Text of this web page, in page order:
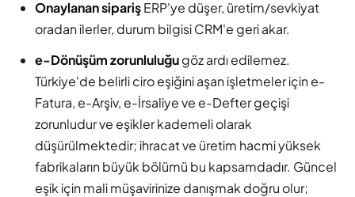
Onaylanan siparişERP'ye düşer, üretim/sevkiyat
oradan ilerler, durum bilgisi CRM'e geri akar.
e-Dönüşüm zorunluluğugöz ardı edilemez.
Türkiye'de belirli ciro eşiğini aşan işletmeler için e-
Fatura, e-Arşiv, e-İrsaliye ve e-Defter geçişi
zorunludur ve eşikler kademeli olarak
düşürülmektedir; ihracat ve üretim hacmi yüksek
fabrikaların büyük bölümü bu kapsamdadır. Güncel
eşik için mali müşavirinize danışmak doğru olur;